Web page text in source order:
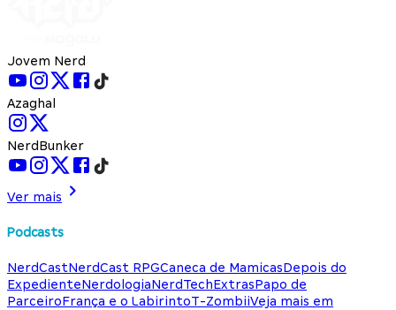
Jovem Nerd
Azaghal
NerdBunker
Ver mais
Podcasts
NerdCastNerdCast RPGCaneca de MamicasDepois do
ExpedienteNerdologiaNerdTechExtrasPapo de
ParceiroFrança e o LabirintoT-ZombiiVeja mais em